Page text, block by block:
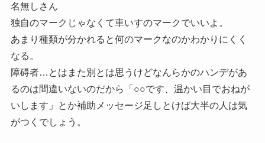
名無しさん
独自のマークじゃなくて車いすのマークでいいよ。
あまり種類が分かれると何のマークなのかわかりにくく
なる。
障碍者…とはまた別とは思うけどなんらかのハンデがあ
るのは間違いないのだから「○○です、温かい目でおねが
いします」とか補助メッセージ足しとけば大半の人は気
がつくでしょう。